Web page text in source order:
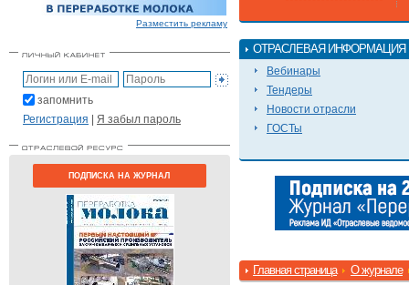
Разместить рекламу
запомнить
Регистрация | Я забыл пароль
ПОДПИСКА НА ЖУРНАЛ
ОТРАСЛЕВАЯ ИНФОРМАЦИЯ
Вебинары
Тендеры
Новости отрасли
ГОСТы
Главная страница О журнале